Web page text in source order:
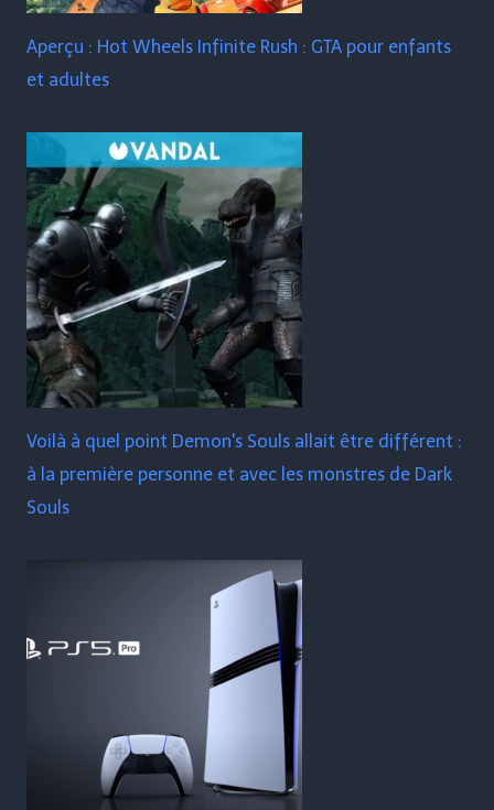
Aperçu : Hot Wheels Infinite Rush : GTA pour enfants
et adultes
Voilà à quel point Demon's Souls allait être différent :
à la première personne et avec les monstres de Dark
Souls